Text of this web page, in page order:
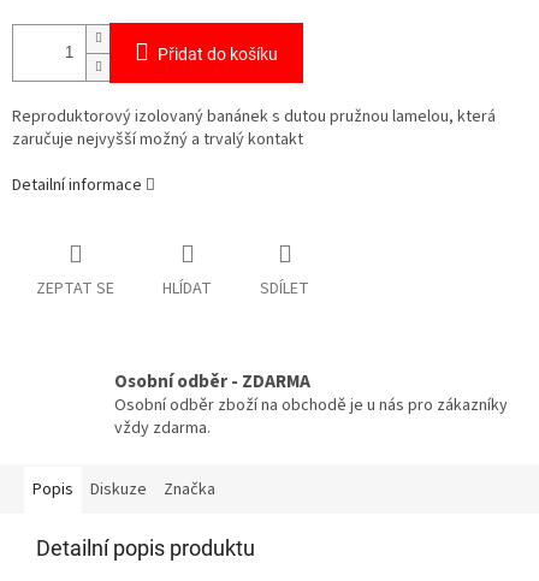
Přidat do košíku
Reproduktorový izolovaný banánek s dutou pružnou lamelou, která
zaručuje nejvyšší možný a trvalý kontakt
Detailní informace
ZEPTAT SE HLÍDAT SDÍLET
Osobní odběr - ZDARMA
Osobní odběr zboží na obchodě je u nás pro zákazníky
vždy zdarma.
Popis Diskuze Značka
Detailní popis produktu